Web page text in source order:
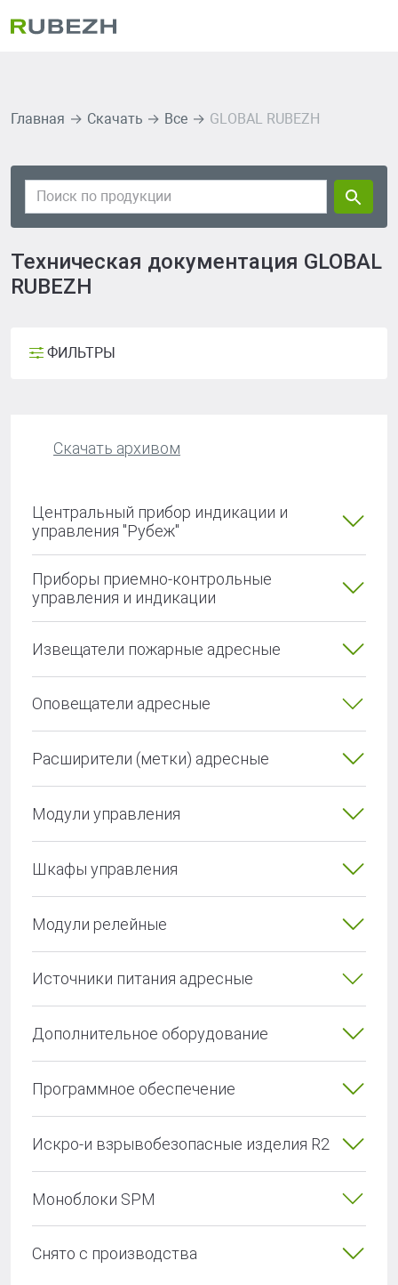
Главная Скачать Все GLOBAL RUBEZH
Техническая документация GLOBAL
RUBEZH
ФИЛЬТРЫ
Скачать архивом
Центральный прибор индикации и
управления "Рубеж"
Приборы приемно-контрольные
управления и индикации
Извещатели пожарные адресные
Оповещатели адресные
Расширители (метки) адресные
Модули управления
Шкафы управления
Модули релейные
Источники питания адресные
Дополнительное оборудование
Программное обеспечение
Искро-и взрывобезопасные изделия R2
Моноблоки SPM
Снято с производства